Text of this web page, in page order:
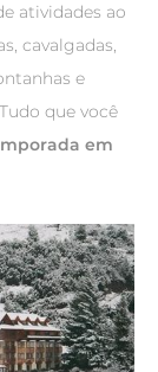
atividades ao
cavalgadas,
e
que você
em